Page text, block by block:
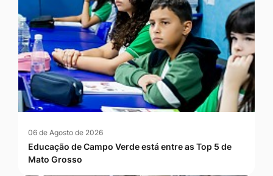
06 de Agosto de 2026
Educação de Campo Verde está entre as Top 5 de
Mato Grosso